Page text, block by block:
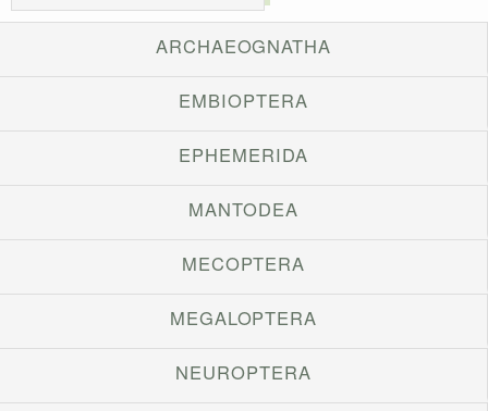
ARCHAEOGNATHA
EMBIOPTERA
EPHEMERIDA
MANTODEA
MECOPTERA
MEGALOPTERA
NEUROPTERA